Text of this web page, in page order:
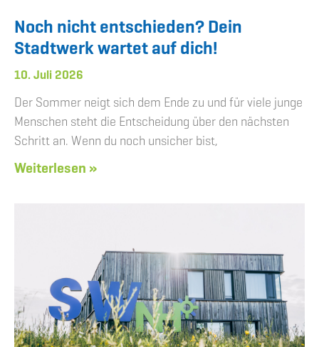
Noch nicht entschieden? Dein
Stadtwerk wartet auf dich!
10. Juli 2026
Der Sommer neigt sich dem Ende zu und für viele junge
Menschen steht die Entscheidung über den nächsten
Schritt an. Wenn du noch unsicher bist,
Weiterlesen »